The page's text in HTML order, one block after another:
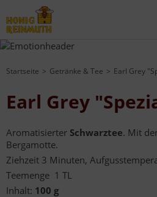
Startseite Getränke & Tee Earl Grey
Earl Grey
Aromatisierter Schwarztee. Mit
Bergamotte.
Ziehzeit 3 Minuten,
Teemenge 1 TL
Inhalt: 100 g